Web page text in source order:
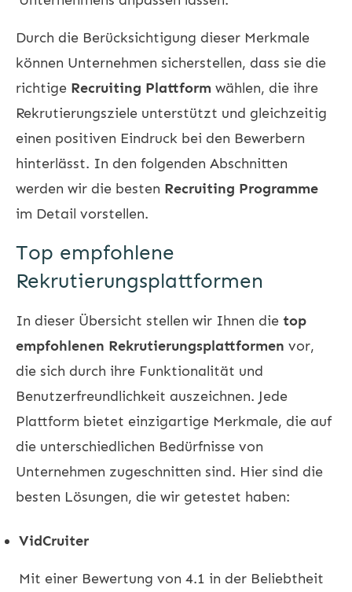
Durch die Berücksichtigung dieser Merkmale
können Unternehmen sicherstellen, dass sie die
richtige Recruiting Plattform wählen, die ihre
Rekrutierungsziele unterstützt und gleichzeitig
einen positiven Eindruck bei den Bewerbern
hinterlässt. In den folgenden Abschnitten
werden wir die besten Recruiting Programme
im Detail vorstellen.
Top empfohlene
Rekrutierungsplattformen
In dieser Übersicht stellen wir Ihnen die top
empfohlenen Rekrutierungsplattformen vor,
die sich durch ihre Funktionalität und
Benutzerfreundlichkeit auszeichnen. Jede
Plattform bietet einzigartige Merkmale, die auf
die unterschiedlichen Bedürfnisse von
Unternehmen zugeschnitten sind. Hier sind die
besten Lösungen, die wir getestet haben:
VidCruiter
Mit einer Bewertung von 4.1 in der Beliebtheit